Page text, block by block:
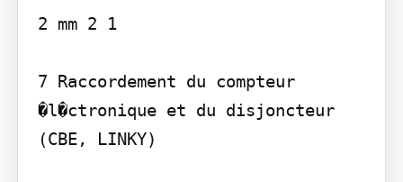
2 mm 2 1
7 Raccordement du compteur
�l�ctronique et du disjoncteur
(CBE, LINKY)